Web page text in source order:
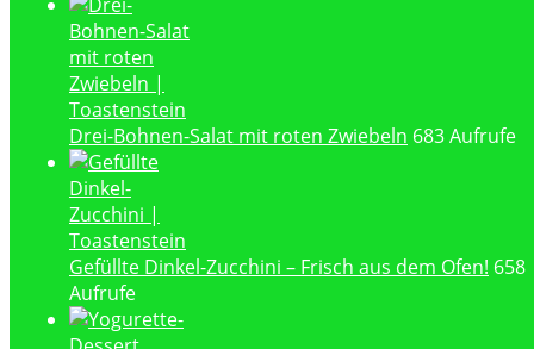
Drei-Bohnen-Salat mit roten Zwiebeln 683 Aufrufe
Gefüllte Dinkel-Zucchini – Frisch aus dem Ofen! 658
Aufrufe